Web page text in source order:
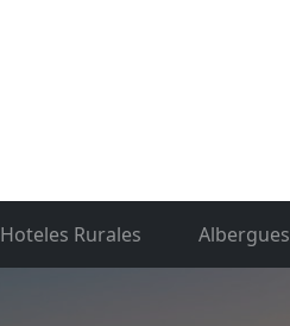
Hoteles Rurales Albergues